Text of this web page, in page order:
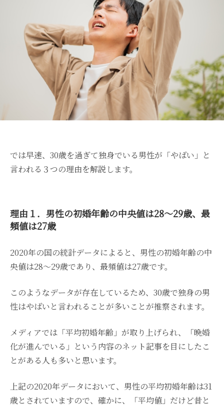
では早速、30歳を過ぎて独身でいる男性が「やばい」と
言われる３つの理由を解説します。
理由１．男性の初婚年齢の中央値は28～29歳、最
頻値は27歳
2020年の国の統計データによると、男性の初婚年齢の中
央値は28～29歳であり、最頻値は27歳です。
このようなデータが存在しているため、30歳で独身の男
性はやばいと言われることが多いことが推察されます。
メディアでは「平均初婚年齢」が取り上げられ、「晩婚
化が進んでいる」という内容のネット記事を目にしたこ
とがある人も多いと思います。
上記の2020年データにおいて、男性の平均初婚年齢は31
歳とされていますので、確かに、「平均値」だけど昔と